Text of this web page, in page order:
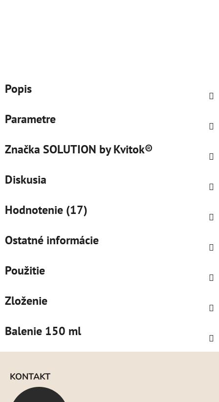
Popis
Parametre
Značka SOLUTION by Kvitok®
Diskusia
Hodnotenie (17)
Ostatné informácie
Použitie
Zloženie
Balenie 150 ml
KONTAKT